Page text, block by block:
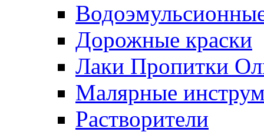
Дорожные краски
Лаки Пропитки
Малярные
Растворители